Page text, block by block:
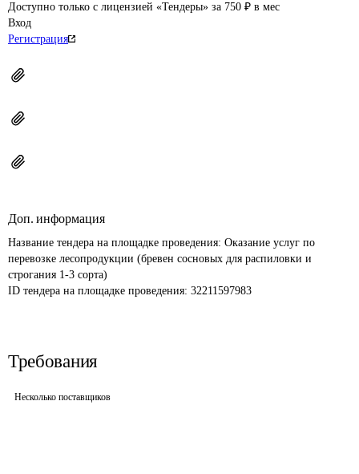
Доступно только с лицензией «Тендеры» за 750 ₽ в мес
Вход
Регистрация
Доп. информация
Название тендера на площадке проведения: Оказание услуг по
перевозке лесопродукции (бревен сосновых для распиловки и
строгания 1-3 сорта)
ID тендера на площадке проведения: 32211597983
Требования
Несколько поставщиков